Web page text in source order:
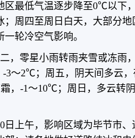
最低气温逐步降至0℃以下
周四至周日白天，大部分地
轮冷空气影响。
零星小雨转雨夹雪或冻雨
～2℃；周五，阴天间多云，
，-1～10℃；周日，多云转
上午，影响区域为毕节市、